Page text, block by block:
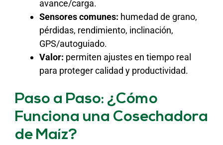
avance/carga.
Sensores comunes: humedad de grano,
pérdidas, rendimiento, inclinación,
GPS/autoguiado.
Valor: permiten ajustes en tiempo real
para proteger calidad y productividad.
Paso a Paso: ¿Cómo
Funciona una Cosechadora
de Maíz?